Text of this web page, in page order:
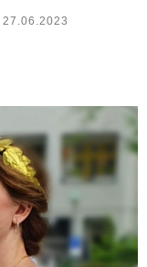
27.06.2023